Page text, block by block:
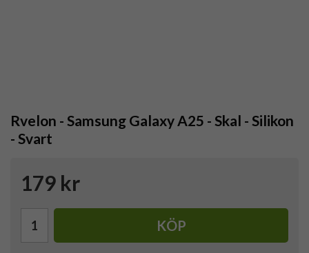
Rvelon - Samsung Galaxy A25 - Skal - Silikon
- Svart
179 kr
KÖP